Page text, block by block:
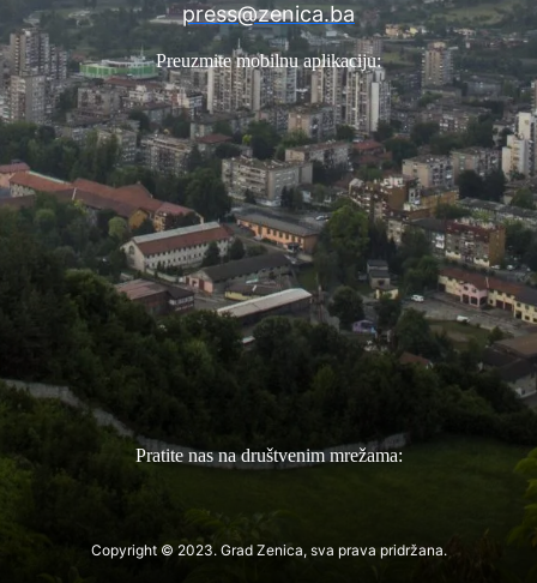
press@zenica.ba
Preuzmite mobilnu aplikaciju:
Pratite nas na društvenim mrežama:
Copyright © 2023. Grad Zenica, sva prava pridržana.